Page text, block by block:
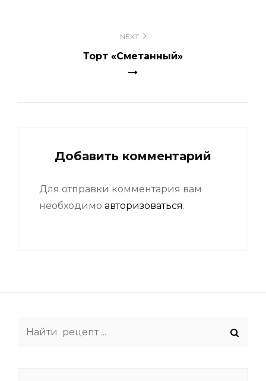
NEXT
Торт «Сметанный»
Добавить комментарий
Для отправки комментария вам
необходимо авторизоваться.